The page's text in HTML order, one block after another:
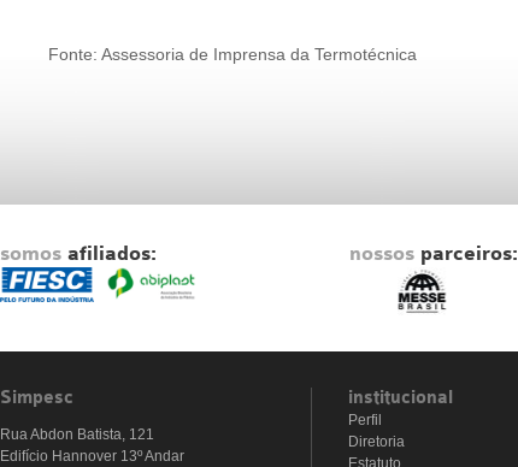
Fonte: Assessoria de Imprensa da Termotécnica
somos afiliados: nossos parceiros:
Simpesc
Rua Abdon Batista, 121
Edifício Hannover 13º Andar
institucional
Perfil
Diretoria
Estatuto